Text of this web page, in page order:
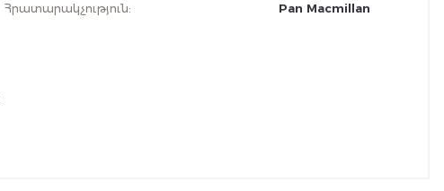
Հրատարակչություն: Pan Macmillan